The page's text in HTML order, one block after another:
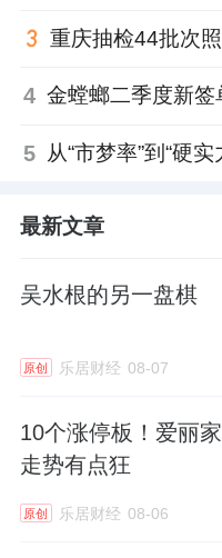
4
5
最新文章
吴水根的另一盘棋
原创 乐居财经 08-07
10个涨停板！爱丽
走势有点狂
原创 乐居财经 08-06